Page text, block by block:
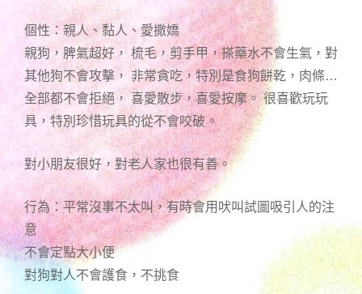
個性：親人、黏人、愛撒嬌
親狗，脾氣超好， 梳毛，剪手甲，搽藥水不會生氣，對
其他狗不會攻擊， 非常貪吃，特別是食狗餅乾，肉條…
全部都不會拒絕， 喜愛散步，喜愛按摩。 很喜歡玩玩
具，特別珍惜玩具的從不會咬破。
對小朋友很好，對老人家也很有善。
行為：平常沒事不太叫，有時會用吠叫試圖吸引人的注
意
不會定點大小便
對狗對人不會護食，不挑食